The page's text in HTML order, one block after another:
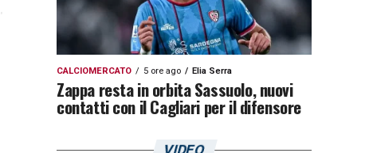
CALCIOMERCATO 5 ore ago Elia Serra
Zappa resta in orbita Sassuolo, nuovi
contatti con il Cagliari per il difensore
VIDEO